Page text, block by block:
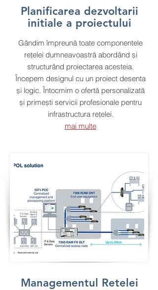
Planificarea dezvoltarii
initiale a proiectului
Gândim împreună toate componentele
rețelei dumneavoastră abordând și
structurând proiectarea acesteia.
Începem designul cu un proiect desenta
și logic. Întocmim o ofertă personalizată
și primești servicii profesionale pentru
infrastructura rețelei.
mai multe
Managementul Retelei